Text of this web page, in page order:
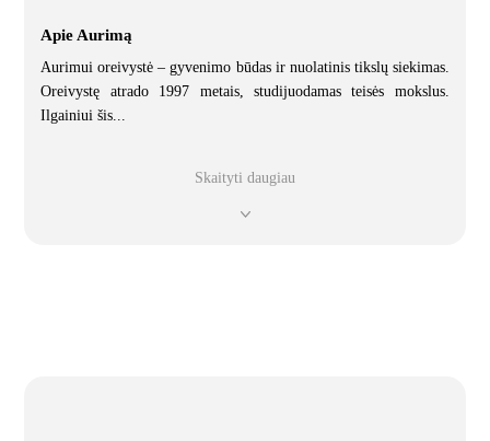
Apie Aurimą
Aurimui oreivystė – gyvenimo būdas ir nuolatinis tikslų siekimas.
Oreivystę atrado 1997 metais, studijuodamas teisės mokslus.
Ilgainiui šis...
Skaityti daugiau